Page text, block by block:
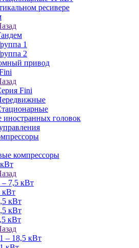
ресивере
1
2
привод
Fini
иностранных головок
компрессоры
– 7,5 кВт
кВт
кВт
кВт
кВт
– 18,5 кВт